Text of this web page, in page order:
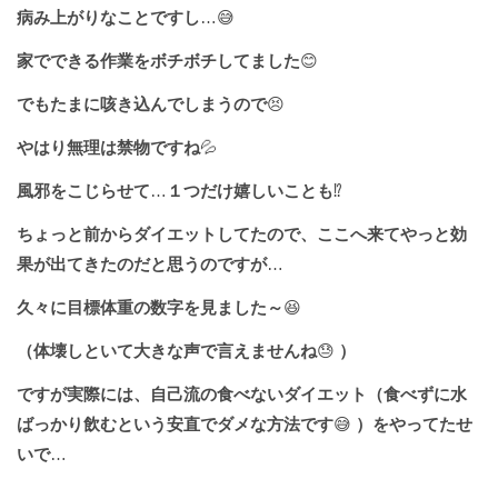
病み上がりなことですし…😅
家でできる作業をボチボチしてました😊
でもたまに咳き込んでしまうので😣
やはり無理は禁物ですね💦
風邪をこじらせて… １つだけ嬉しいことも⁉️
ちょっと前からダイエットしてたので、ここへ来てやっと効
果が出てきたのだと思うのですが…
久々に目標体重の数字を見ました～😆
（体壊しといて大きな声で言えませんね😓 ）
ですが実際には、自己流の食べないダイエット（食べずに水
ばっかり飲むという安直でダメな方法です😅 ）をやってたせ
いで…